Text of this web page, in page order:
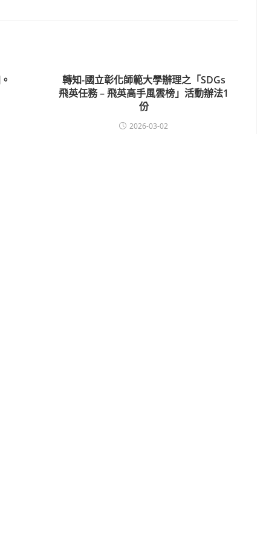
轉知-國立彰化師範大學辦理之「SDGs
飛英任務 – 飛英高手風雲榜」活動辦法1
份
2026-03-02